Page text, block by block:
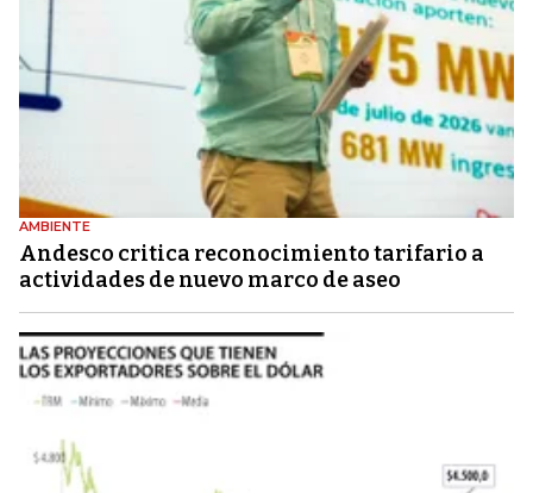
AMBIENTE
Andesco critica reconocimiento tarifario a
actividades de nuevo marco de aseo